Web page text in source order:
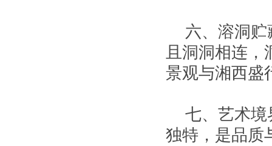
六、溶洞贮
且洞洞相连
景观与湘西盛
七、艺术境
独特，是品质